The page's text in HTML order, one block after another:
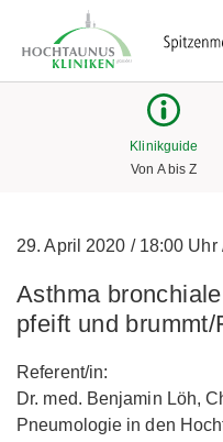
Klinikguide
Von A bis Z
29. April 2020 /18:00 Uhr
Asthma
pfeift und brummt/
Referent/in:
Dr. med. Benjamin Löh,
Pneumologie in den